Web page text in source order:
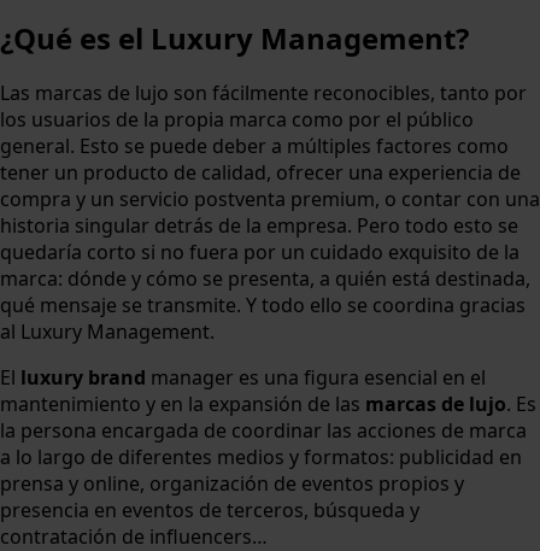
¿Qué es el Luxury Management?
Las marcas de lujo son fácilmente reconocibles, tanto por
los usuarios de la propia marca como por el público
general. Esto se puede deber a múltiples factores como
tener un producto de calidad, ofrecer una experiencia de
compra y un servicio postventa premium, o contar con una
historia singular detrás de la empresa. Pero todo esto se
quedaría corto si no fuera por un cuidado exquisito de la
marca: dónde y cómo se presenta, a quién está destinada,
qué mensaje se transmite. Y todo ello se coordina gracias
al Luxury Management.
El luxury brand manager es una figura esencial en el
mantenimiento y en la expansión de las marcas de lujo. Es
la persona encargada de coordinar las acciones de marca
a lo largo de diferentes medios y formatos: publicidad en
prensa y online, organización de eventos propios y
presencia en eventos de terceros, búsqueda y
contratación de influencers…